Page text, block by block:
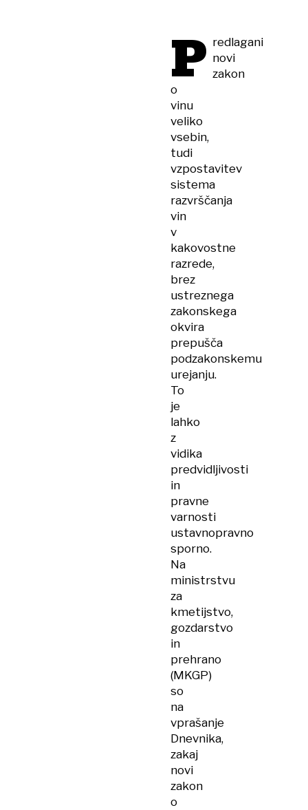
P redlagani
novi
zakon
o
vinu
veliko
vsebin,
tudi
vzpostavitev
sistema
razvrščanja
vin
v
kakovostne
razrede,
brez
ustreznega
zakonskega
okvira
prepušča
podzakonskemu
urejanju.
To
je
lahko
z
vidika
predvidljivosti
in
pravne
varnosti
ustavnopravno
sporno.
Na
ministrstvu
za
kmetijstvo,
gozdarstvo
in
prehrano
(MKGP)
so
na
vprašanje
Dnevnika,
zakaj
novi
zakon
o